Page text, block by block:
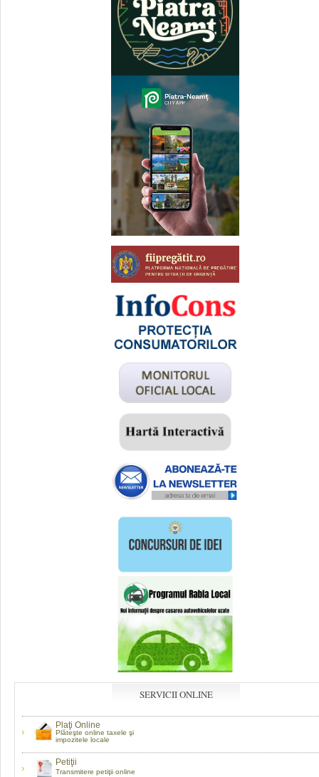
SERVICII ONLINE
Plaţi Online
Plăteşte online taxele şi
impozitele locale
Petiţii
Transmitere petiţii online